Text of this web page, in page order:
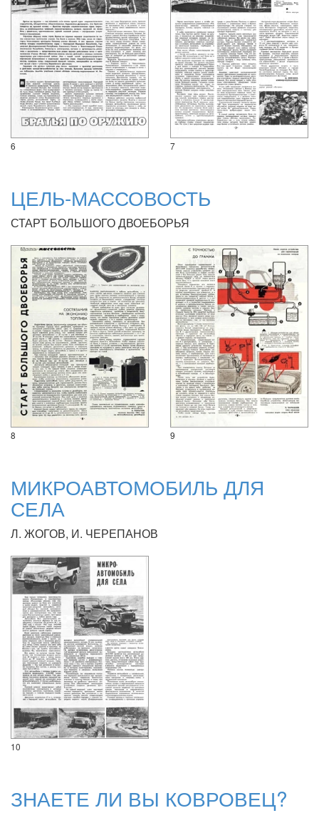
6 7
ЦЕЛЬ-МАССОВОСТЬ
СТАРТ БОЛЬШОГО ДВОЕБОРЬЯ
8 9
МИКРОАВТОМОБИЛЬ ДЛЯ
СЕЛА
Л. ЖОГОВ, И. ЧЕРЕПАНОВ
10
ЗНАЕТЕ ЛИ ВЫ КОВРОВЕЦ?